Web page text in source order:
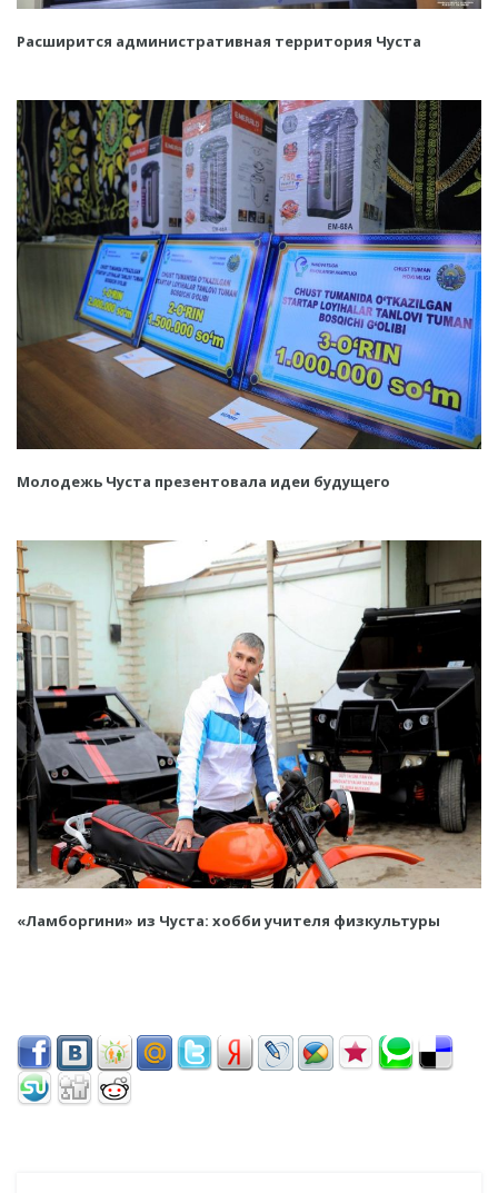
Расширится административная территория Чуста
Молодежь Чуста презентовала идеи будущего
«Ламборгини» из Чуста: хобби учителя физкультуры